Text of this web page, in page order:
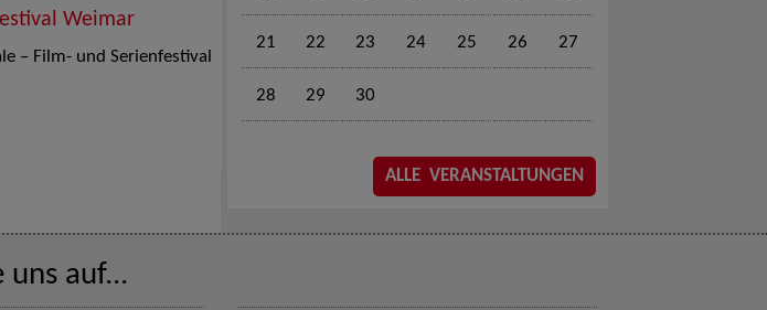
Weimar
– Film- und Serienfestival
21 22 23 24 25 26 27
28 29 30
ALLE VERANSTALTUNGEN
uns auf...